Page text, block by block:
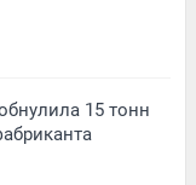
15 тонн